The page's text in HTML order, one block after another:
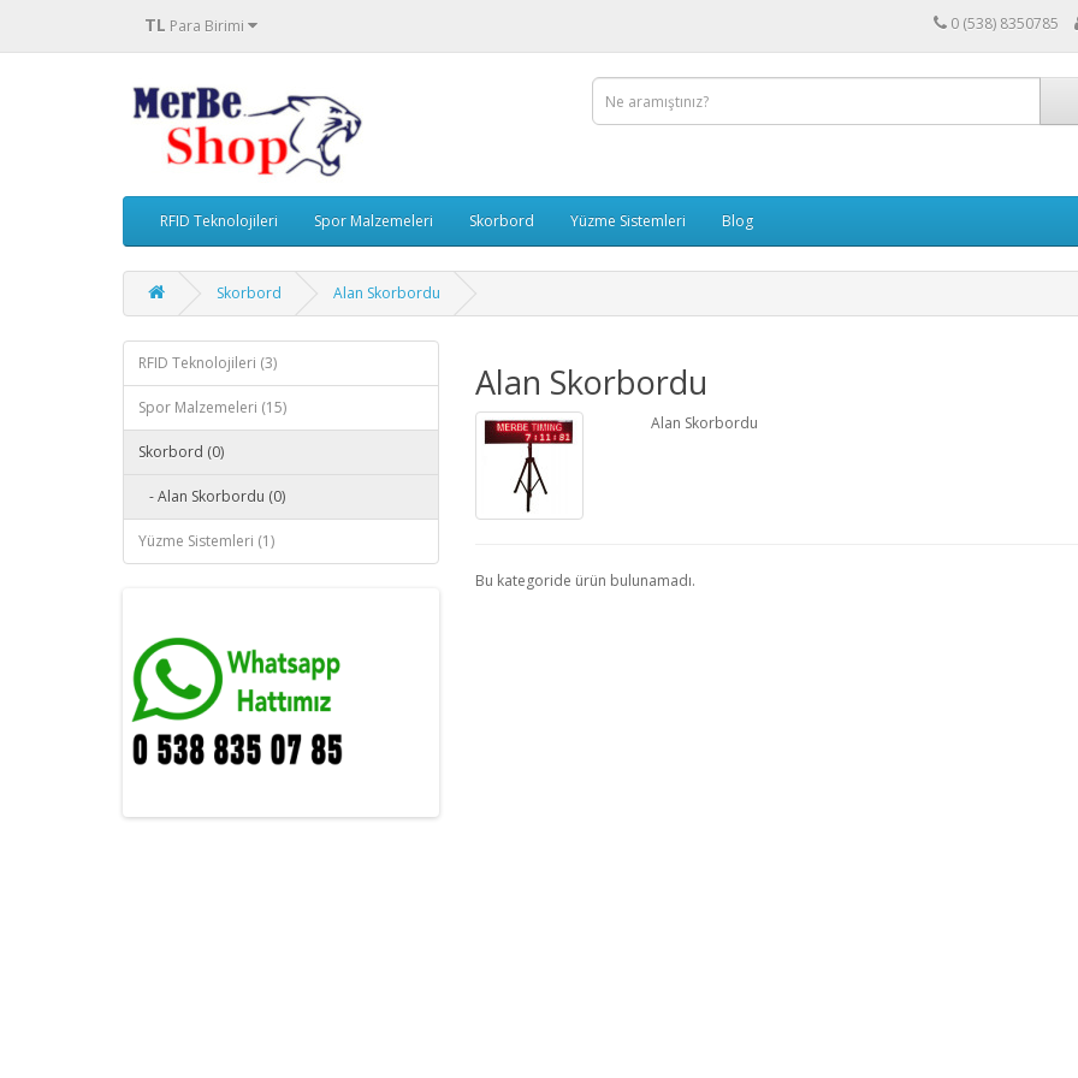
TL Para Birimi 0 (538) 8350785
RFID Teknolojileri Spor Malzemeleri Skorbord Yüzme Sistemleri Blog
Skorbord Alan Skorbordu
RFID Teknolojileri (3)
Spor Malzemeleri (15)
Skorbord (0)
- Alan Skorbordu (0)
Yüzme Sistemleri (1)
Alan Skorbordu
Alan Skorbordu
Bu kategoride ürün bulunamadı.